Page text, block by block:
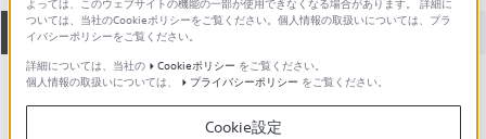
全て ダウンロード 取扱説明書 Q&A
ダウンロード
よっては、このウェブサイトの機能の一部が使用できなくなる場合があります。 詳細に
ついては、当社のCookieポリシーをご覧ください。個人情報の取扱いについては、プラ
イバシーポリシーをご覧ください。
詳細については、当社の
Cookieポリシー をご覧ください。
個人情報の取扱いについては、
プライバシーポリシー をご覧ください。
Cookie設定